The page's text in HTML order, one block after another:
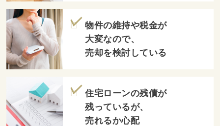
物件の維持や税金が
大変なので、
売却を検討している
住宅ローンの残債が
残っているが、
売れるか心配